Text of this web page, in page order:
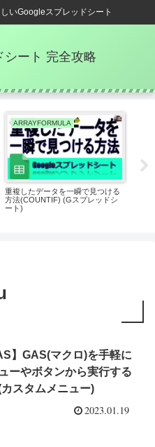
いGoogleスプレッドシート
シート 完全攻略
ARRAYFORMULA
重複したデータを一瞬で見つける
方法(COUNTIF) (Gスプレッドシ
ート)
】GAS(マクロ)を手軽に
ーやボタンから実行する
スタムメニュー)
2023.01.19